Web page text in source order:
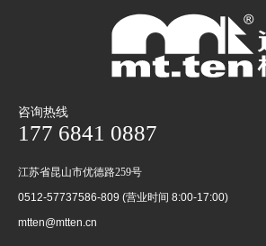
咨询热线
177 6841 0887
江苏省昆山市优德路259号
0512-57737586-809 (营业时间 8:00-17:00)
mtten@mtten.cn